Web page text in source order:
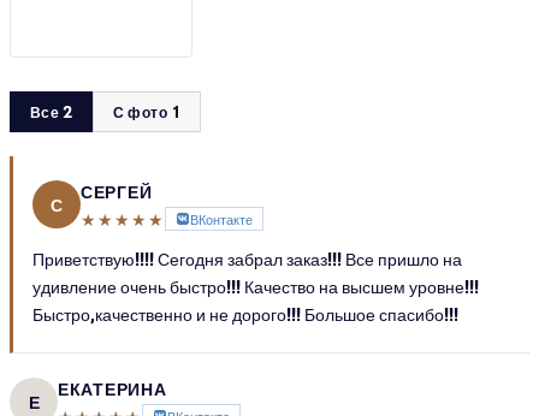
Все 2 С фото 1
С
СЕРГЕЙ
★★★★★
ВКонтакте
Приветствую!!!! Сегодня забрал заказ!!! Все пришло на
удивление очень быстро!!! Качество на высшем уровне!!!
Быстро,качественно и не дорого!!! Большое спасибо!!!
Е
ЕКАТЕРИНА